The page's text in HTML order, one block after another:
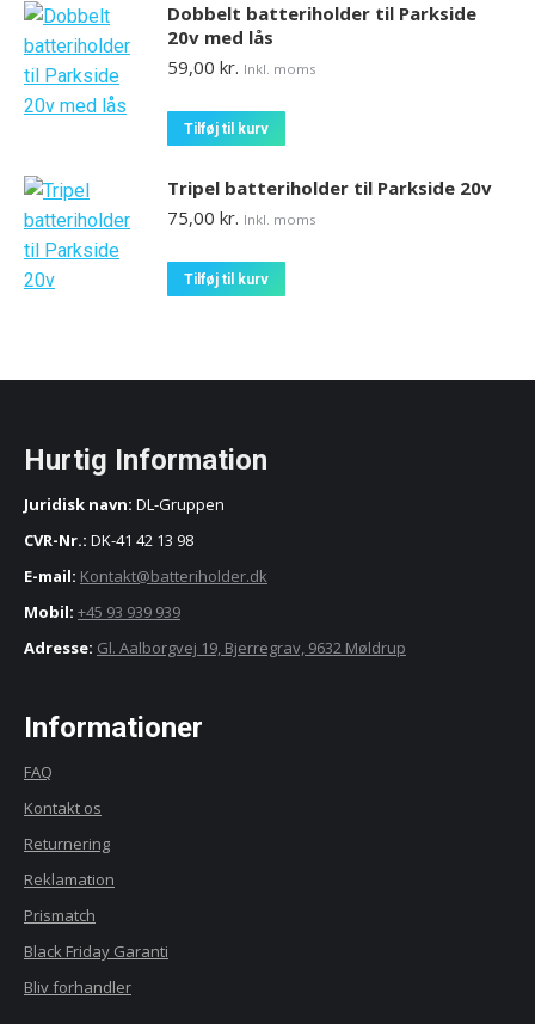
Dobbelt batteriholder til Parkside
20v med lås
59,00 kr. Inkl. moms
Tilføj til kurv
Tripel batteriholder til Parkside 20v
75,00 kr. Inkl. moms
Tilføj til kurv
Hurtig Information
Juridisk navn: DL-Gruppen
CVR-Nr.: DK-41 42 13 98
E-mail: Kontakt@batteriholder.dk
Mobil: +45 93 939 939
Adresse: Gl. Aalborgvej 19, Bjerregrav, 9632 Møldrup
Informationer
FAQ
Kontakt os
Returnering
Reklamation
Prismatch
Black Friday Garanti
Bliv forhandler